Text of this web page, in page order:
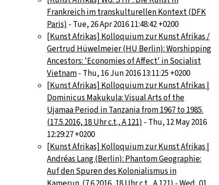
Frankreich im transkulturellen Kontext (DFK
Paris) - Tue, 26 Apr 2016 11:48:42 +0200
[Kunst Afrikas] Kolloquium zur Kunst Afrikas /
Gertrud Hüwelmeier (HU Berlin): Worshipping
Ancestors: 'Economies of Affect' in Socialist
Vietnam- Thu, 16 Jun 2016 13:11:25 +0200
[Kunst Afrikas] Kolloquium zur Kunst Afrikas |
Dominicus Makukula: Visual Arts of the
Ujamaa Period in Tanzania from 1967 to 1985.
(17.5.2016, 18 Uhr c.t., A 121) - Thu, 12 May 2016
12:29:27 +0200
[Kunst Afrikas] Kolloquium zur Kunst Afrikas |
Andréas Lang (Berlin): Phantom Geographie:
Auf den Spuren des Kolonialismus in